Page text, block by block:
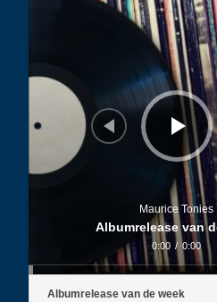
Maurice Tonies
Albumrelease van
0:00 / 0:00
Albumrelease van de week